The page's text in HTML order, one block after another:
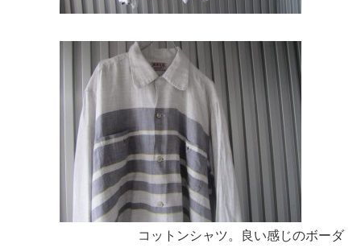
コットンシャツ。良い感じのボーダ